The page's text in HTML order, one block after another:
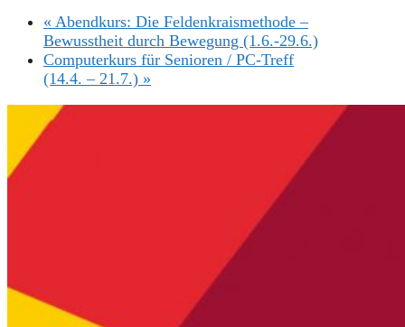
« Abendkurs: Die Feldenkraismethode –
Bewusstheit durch Bewegung (1.6.-29.6.)
Computerkurs für Senioren / PC-Treff
(14.4. – 21.7.) »